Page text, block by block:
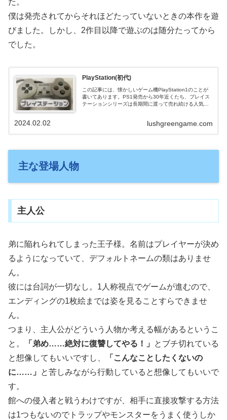
た。
僕は発売されてからそれほどたっていないときの本作を遊
びました。しかし、2作目以降で遊ぶのは随分たってから
でした。
PlayStation(初代)
この記事には、懐かしいゲーム機PlayStation1のことが
書いてあります。PS1発売から30年近くたち、プレイス
テーションシリーズは長期間に渡って売れ続ける人気ゲ
lushgreengame.com
2024.02.02
主な登場人物
主人公
弟に陥れられてしまった王子様。名前はプレイヤーが決め
るようになっていて、デフォルトネームの類はありませ
ん。
彼には台詞が一切なし。1人称視点でゲームが進むので、
エンディングの1枚絵までは姿を見ることすらできませ
ん。
つまり、主人公がどういう人物か考える幅があるというこ
と。
「弟め……絶対に復讐してやる！」
とブチ切れている
と想像してもいいですし、
「こんなことしたくないの
に……」
と苦しみながら行動していると想像してもいいで
す。
館への侵入者と戦うわけですが、相手に直接攻撃する方法
は1つもないのでトラップやモンスターをうまく使うしか